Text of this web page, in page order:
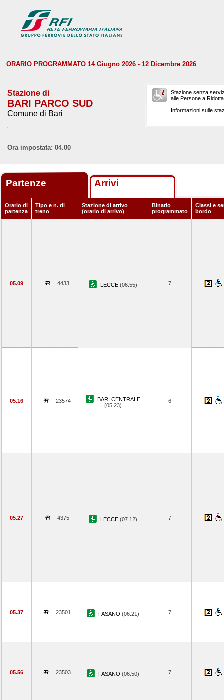
ORARIO PROGRAMMATO 14 Giugno 2026 - 12 Dicembre 2026
Stazione di
BARI PARCO SUD
Comune di Bari
Stazione senza
alle Persone a
Informazioni sulle
Ora impostata: 04.00
Partenze Arrivi
Orario di
partenza
Tipo e n. di
treno
Stazione di arrivo
(orario di arrivo)
Binario
programmato
Classi e
bordo
05.09 4433 LECCE (06.55) 7
05.16 23574
BARI CENTRALE
(05.23)
6
05.27 4375 LECCE (07.12) 7
05.37 23501 FASANO (06.21) 7
05.56 23503 FASANO (06.50) 7